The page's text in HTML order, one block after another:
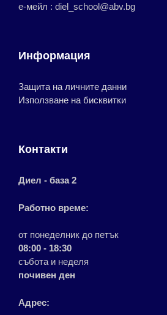
е-мейл : diel_school@abv.bg
Информация
Защита на личните данни
Използване на бисквитки
Контакти
Диел - база 2
Работно време:
от понеделник до петък
08:00 - 18:30
събота и неделя
почивен ден
Адрес: